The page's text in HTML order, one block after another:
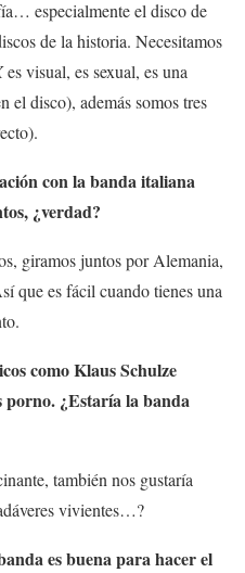
especialmente el disco de
de la historia. Necesitamos
es visual, es sexual, es una
el disco), además somos tres
con la banda italiana
¿verdad?
giramos juntos por Alemania,
que es fácil cuando tienes una
como Klaus Schulze
porno. ¿Estaría la banda
también nos gustaría
vivientes…?
es buena para hacer el